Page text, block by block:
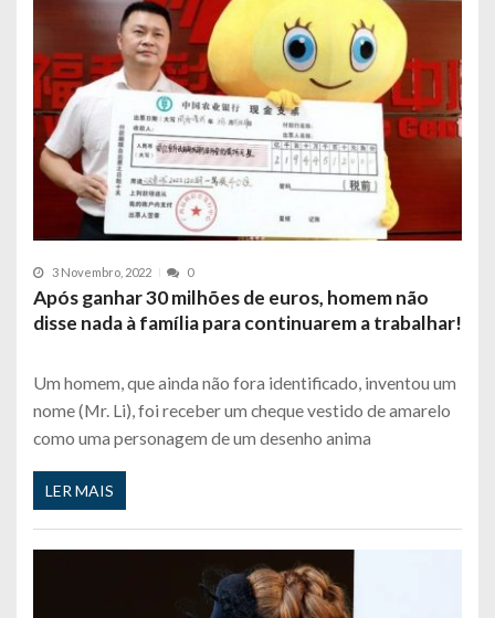
3 Novembro, 2022 0
Após ganhar 30 milhões de euros, homem não
disse nada à família para continuarem a trabalhar!
Um homem, que ainda não fora identificado, inventou um
nome (Mr. Li), foi receber um cheque vestido de amarelo
como uma personagem de um desenho anima
LER MAIS